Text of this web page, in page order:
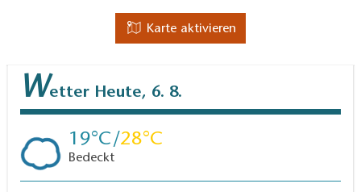
Karte aktivieren
Wetter Heute, 6. 8.
19 28
Bedeckt